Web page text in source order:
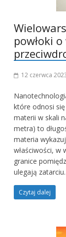
powłoki o
12 czerwca
które odnosi
materii w skali
metra) to
materia
właściwości, w
granice
ulegają zatarciu.
Czytaj dalej